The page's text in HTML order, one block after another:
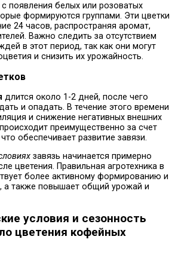
с появления белых или розоватых
формируются группами. Эти цветки
24 часов, распространяя аромат,
Важно следить за отсутствием
в этот период, так как они могут
и снизить их урожайность.
длится около 1-2 дней, после чего
и опадать. В течение этого времени
и снижение негативных внешних
преимущественно за счет
обеспечивает развитие завязи.
завязь начинается примерно
цветения. Правильная агротехника в
более активному формированию и
а также повышает общий урожай и
условия и сезонность
цветения кофейных